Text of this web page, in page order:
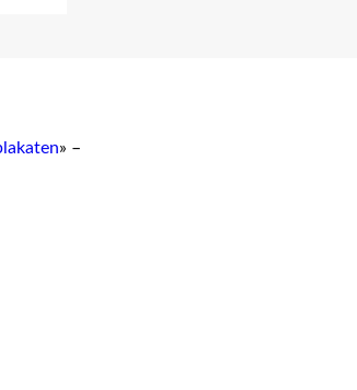
» –